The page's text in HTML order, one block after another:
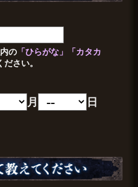
の 「ひらがな」「カタカ
さい。
月
日